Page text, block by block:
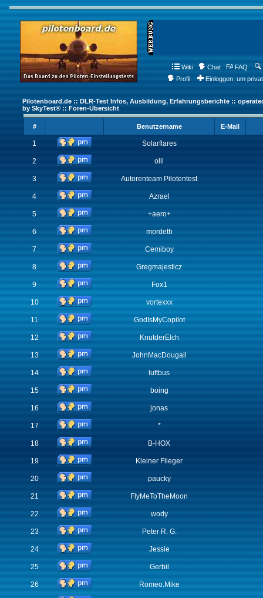
Wiki Chat FAQ
Profil
Einloggen, um
Pilotenboard.de :: DLR-Test Infos, Ausbildung, Erfahrungsberichte ::
by SkyTest® :: Foren-Übersicht
# Benutzername E-Mail
1 Solarflares
2 olli
3 Autorenteam Pilotentest
4 Azrael
5 +aero+
6 mordeth
7 Cemiboy
8 Gregmajesticz
9 Fox1
10 vortexxx
11 GodIsMyCopilot
12 KnutderElch
13 JohnMacDougall
14 luftbus
15 boing
16 jonas
17 *
18 B-HOX
19 Kleiner Flieger
20 paucky
21 FlyMeToTheMoon
22 wody
23 Peter R. G.
24 Jessie
25 Gerbil
26 Romeo.Mike